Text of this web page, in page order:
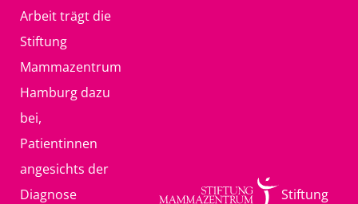
Arbeit trägt die
Stiftung
Mammazentrum
Hamburg dazu
bei,
Patientinnen
angesichts der
Diagnose
Stiftung